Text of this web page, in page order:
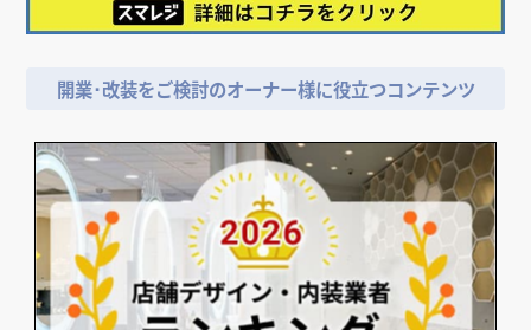
開業･改装をご検討のオーナー様に役立つコンテンツ